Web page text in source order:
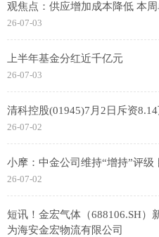
观焦点：供应增加成本降低 本
26-07-03
上半年基金分红近千亿元
26-07-03
清科控股(01945)7月2日斥资
26-07-02
小摩：中金公司维持“增持”评级
26-07-02
短讯！金宏气体（688106.SH）
为海安金宏物流有限公司